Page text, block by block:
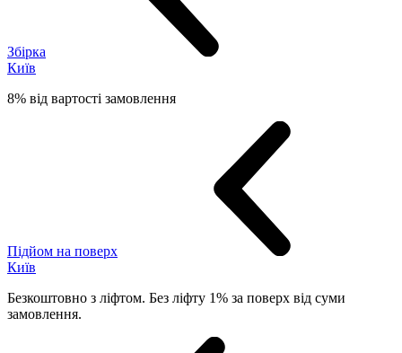
Збірка
Київ
8% від вартості замовлення
Підйом на поверх
Київ
Безкоштовно з ліфтом. Без ліфту 1% за поверх від суми
замовлення.